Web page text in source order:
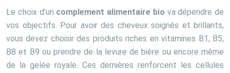
Le choix d’un complement alimentaire bio va dépendre de
vos objectifs. Pour avoir des cheveux soignés et brillants,
vous devez choisir des produits riches en vitamines B1, B5,
B8 et B9 ou prendre de la levure de bière ou encore même
de la gelée royale. Ces dernières renforcent les cellules